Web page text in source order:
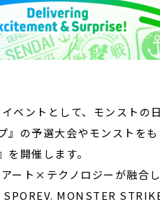
ベントとして、モンストの
』の予選大会やモンストを
開催します。
ート×テクノロジーが融合
MONSTER